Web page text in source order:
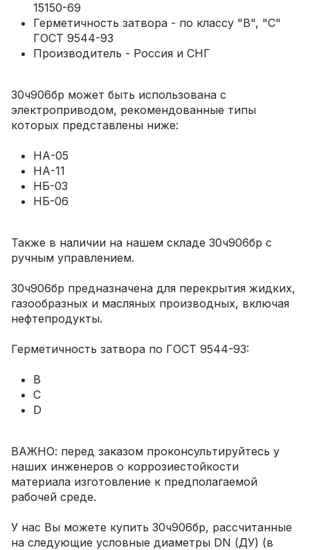
15150-69
Герметичность затвора - по классу "В", "С"
ГОСТ 9544-93
Производитель - Россия и СНГ
30ч906бр может быть использована с
электроприводом, рекомендованные типы
которых представлены ниже:
НА-05
НА-11
НБ-03
НБ-06
Также в наличии на нашем складе 30ч906бр с
ручным управлением.
30ч906бр предназначена для перекрытия жидких,
газообразных и масляных производных, включая
нефтепродукты.
Герметичность затвора по ГОСТ 9544-93:
В
С
D
ВАЖНО: перед заказом проконсультируйтесь у
наших инженеров о коррозиестойкости
материала изготовление к предполагаемой
рабочей среде.
У нас Вы можете купить 30ч906бр, рассчитанные
на следующие условные диаметры DN (ДУ) (в